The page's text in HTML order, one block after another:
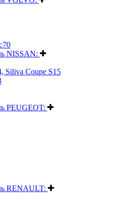
NISSAN:
Siliva Coupe S15
PEUGEOT:
RENAULT: